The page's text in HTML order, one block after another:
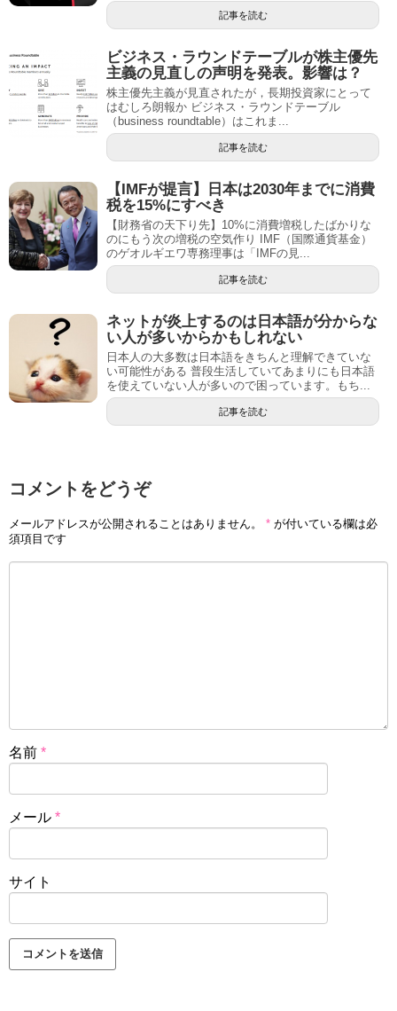
記事を読む
ビジネス・ラウンドテーブルが株主優先
主義の見直しの声明を発表。影響は？
株主優先主義が見直されたが，長期投資家にとって
はむしろ朗報か ビジネス・ラウンドテーブル
（business roundtable）はこれま...
記事を読む
【IMFが提言】日本は2030年までに消費
税を15%にすべき
【財務省の天下り先】10%に消費増税したばかりな
のにもう次の増税の空気作り IMF（国際通貨基金）
のゲオルギエワ専務理事は「IMFの見...
記事を読む
ネットが炎上するのは日本語が分からな
い人が多いからかもしれない
日本人の大多数は日本語をきちんと理解できていな
い可能性がある 普段生活していてあまりにも日本語
を使えていない人が多いので困っています。もち...
記事を読む
コメントをどうぞ
メールアドレスが公開されることはありません。 * が付いている欄は必
須項目です
名前 *
メール *
サイト